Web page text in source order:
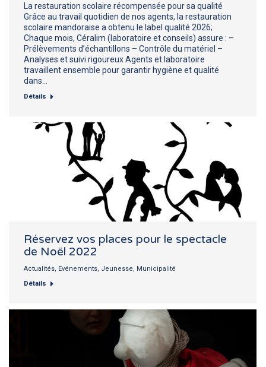
La restauration scolaire récompensée pour sa qualité
Grâce au travail quotidien de nos agents, la restauration
scolaire mandoraise a obtenu le label qualité 2026;
Chaque mois, Céralim (laboratoire et conseils) assure : –
Prélèvements d’échantillons – Contrôle du matériel –
Analyses et suivi rigoureux Agents et laboratoire
travaillent ensemble pour garantir hygiène et qualité
dans…
Détails
Réservez vos places pour le spectacle
de Noël 2022
Actualités, Evénements, Jeunesse, Municipalité
Détails